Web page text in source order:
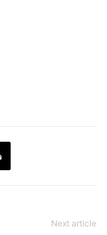
Next article